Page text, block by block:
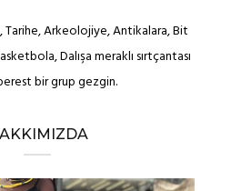
Arkeolojiye, Antikalara, Bit
Dalışa meraklı sırtçantası
bir grup gezgin.